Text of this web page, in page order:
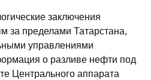
заключения
за пределами Татарстана,
управлениями
о разливе нефти под
Центрального аппарата